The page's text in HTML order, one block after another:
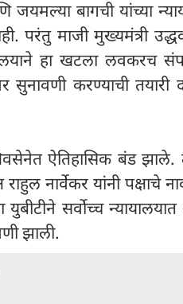
जयमल्या बागची यांच्या
परंतु माजी मुख्यमंत्री
हा खटला लवकरच
करण्याची तयारी
ऐतिहासिक बंड झाले.
नार्वेकर यांनी पक्षाचे
सर्वोच्च
झाली.